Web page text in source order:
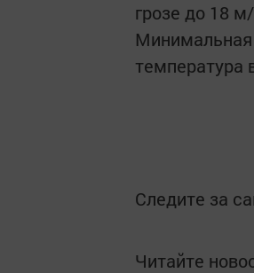
грозе до 18
Минимальная
температура
Следите за
Читайте